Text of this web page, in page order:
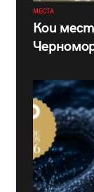
МЕСТА
Кои